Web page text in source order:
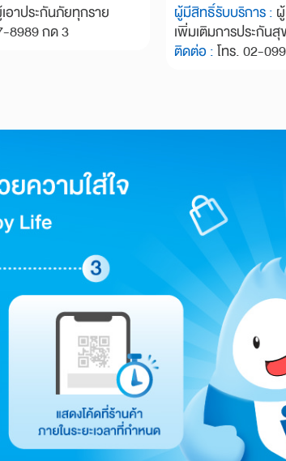
อาประกันภัยทุกราย
8989 กด 3
ผู้มีสิทธิ์รับบริการ :
เพิ่มเติมการประกัน
ติดต่อ :โทร. 02-